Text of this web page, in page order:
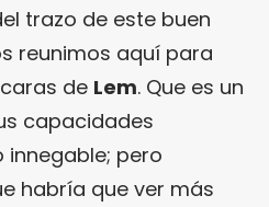
trazo de este buen
reunimos aquí para
de Lem. Que es un
capacidades
pero
habría que ver más